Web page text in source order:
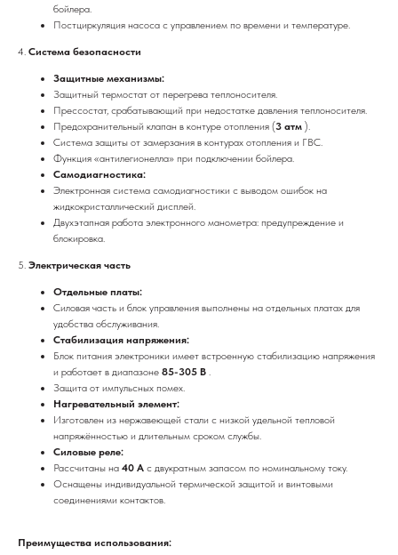
бойлера.
Постциркуляция насоса с управлением по времени и температуре.
4. Система безопасности
Защитные механизмы:
Защитный термостат от перегрева теплоносителя.
Прессостат, срабатывающий при недостатке давления теплоносителя.
Предохранительный клапан в контуре отопления (3 атм ).
Система защиты от замерзания в контурах отопления и ГВС.
Функция «антилегионелла» при подключении бойлера.
Самодиагностика:
Электронная система самодиагностики с выводом ошибок на
жидкокристаллический дисплей.
Двухэтапная работа электронного манометра: предупреждение и
блокировка.
5. Электрическая часть
Отдельные платы:
Силовая часть и блок управления выполнены на отдельных платах для
удобства обслуживания.
Стабилизация напряжения:
Блок питания электроники имеет встроенную стабилизацию напряжения
и работает в диапазоне 85-305 В .
Защита от импульсных помех.
Нагревательный элемент:
Изготовлен из нержавеющей стали с низкой удельной тепловой
напряжённостью и длительным сроком службы.
Силовые реле:
Рассчитаны на 40 А с двукратным запасом по номинальному току.
Оснащены индивидуальной термической защитой и винтовыми
соединениями контактов.
Преимущества использования: